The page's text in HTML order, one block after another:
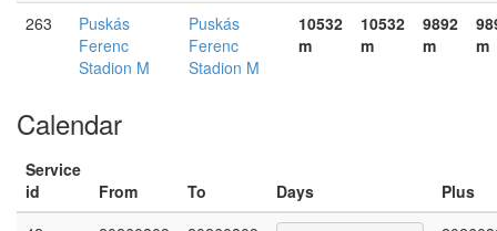
263
Puskás
Ferenc
Stadion M
Puskás
Ferenc
Stadion M
10532
m
10532
m
9892
m
m
Calendar
Service
id
From To Days
Plus